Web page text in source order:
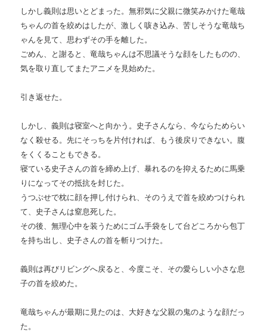
しかし義則は思いとどまった。無邪気に父親に微笑みかけた竜哉
ちゃんの首を絞めはしたが、激しく咳き込み、苦しそうな竜哉ち
ゃんを見て、思わずその手を離した。
ごめん、と謝ると、竜哉ちゃんは不思議そうな顔をしたものの、
気を取り直してまたアニメを見始めた。
引き返せた。
しかし、義則は寝室へと向かう。史子さんなら、今ならためらい
なく殺せる。先にそっちを片付ければ、もう後戻りできない。腹
をくくることもできる。
寝ている史子さんの首を締め上げ、暴れるのを抑えるために馬乗
りになってその抵抗を封じた。
うつぶせで枕に顔を押し付けられ、そのうえで首を絞めつけられ
て、史子さんは窒息死した。
その後、無理心中を装うためにゴム手袋をして台どころから包丁
を持ち出し、史子さんの首を斬りつけた。
義則は再びリビングへ戻ると、今度こそ、その愛らしい小さな息
子の首を絞めた。
竜哉ちゃんが最期に見たのは、大好きな父親の鬼のような顔だっ
た。